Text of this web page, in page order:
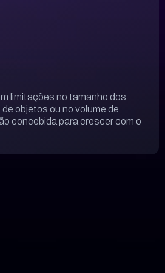
limitações no tamanho dos
objetos ou no volume de
concebida para crescer com o